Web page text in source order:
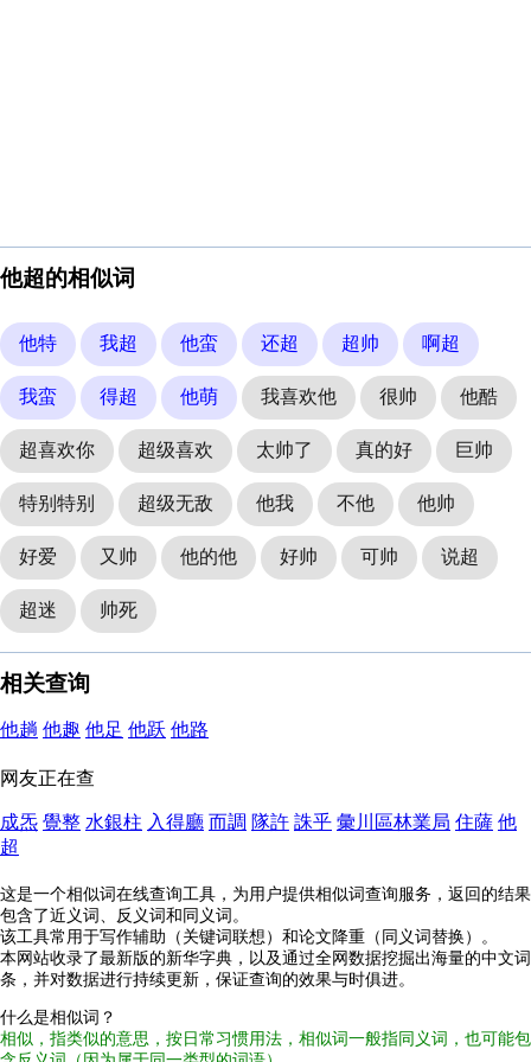
他超的相似词
他特 我超 他蛮 还超 超帅 啊超
我蛮 得超 他萌 我喜欢他 很帅 他酷
超喜欢你 超级喜欢 太帅了 真的好 巨帅
特别特别 超级无敌 他我 不他 他帅
好爱 又帅 他的他 好帅 可帅 说超
超迷 帅死
相关查询
他趟 他趣 他足 他跃 他路
网友正在查
成炁 覺整 水銀柱 入得廳 而調 隊許 誅乎 彙川區林業局 住薩 他
超
这是一个相似词在线查询工具，为用户提供相似词查询服务，返回的结果
包含了近义词、反义词和同义词。
该工具常用于写作辅助（关键词联想）和论文降重（同义词替换）。
本网站收录了最新版的新华字典，以及通过全网数据挖掘出海量的中文词
条，并对数据进行持续更新，保证查询的效果与时俱进。
什么是相似词？
相似，指类似的意思，按日常习惯用法，相似词一般指同义词，也可能包